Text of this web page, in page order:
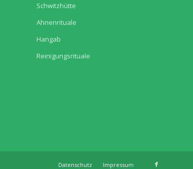
Schwitzhütte
Ahnenrituale
Hangab
Reinigungsrituale
Datenschutz Impressum